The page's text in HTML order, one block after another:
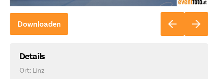
Downloaden
Details
Ort: Linz